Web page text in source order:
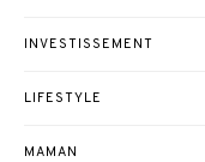
INVESTISSEMENT
LIFESTYLE
MAMAN